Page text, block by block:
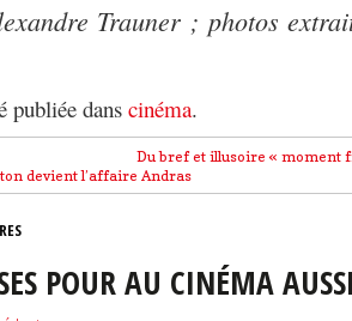
Trauner ; photos
publiée dans cinéma.
Du bref et illusoire « moment
devient l’affaire Andras
POUR AU CINÉMA